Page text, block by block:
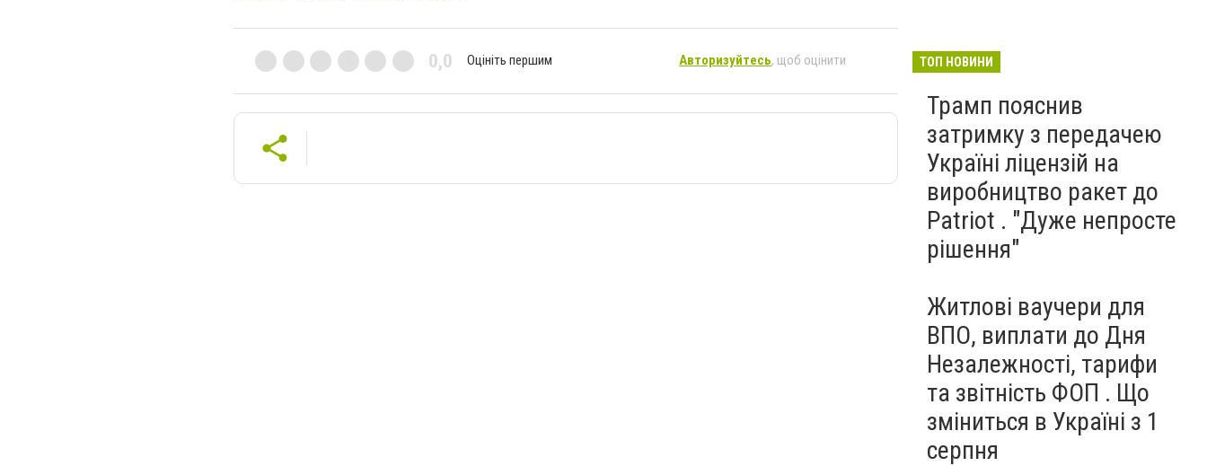
0,0 Оцініть першим Авторизуйтесь, щоб оцінити ТОП НОВИНИ
Трамп пояснив
затримку з передачею
Україні ліцензій на
виробництво ракет до
Patriot . "Дуже непросте
рішення"
Житлові ваучери для
ВПО, виплати до Дня
Незалежності, тарифи
та звітність ФОП . Що
зміниться в Україні з 1
серпня